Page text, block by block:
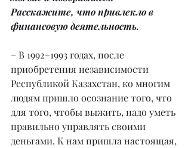
Расскажите, что привлекло в
финансовую деятельность.
– В 1992–1993 годах, после
приобретения независимости
Республикой Казахстан, ко многим
людям пришло осознание того, что
для того, чтобы выжить, надо уметь
правильно управлять своими
деньгами. К нам пришла настоящая,